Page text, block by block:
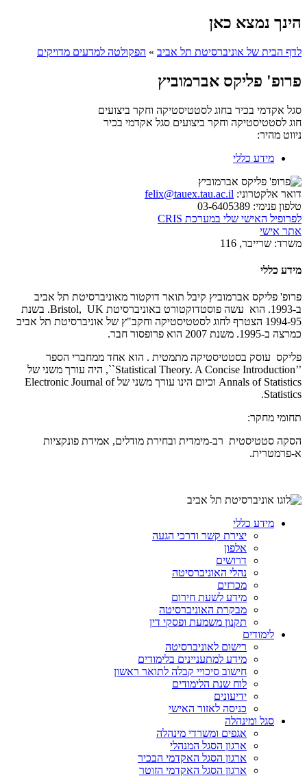
הינך נמצא כאן
לדף הבית של אוניברסיטת תל אביב » הפקולטה למדעים מדויקים
פרופ' פליקס אברמוביץ
סגל אקדמי בכיר בחוג לסטטיסטיקה וחקר ביצועים
חוג לסטטיסטיקה וחקר ביצועים סגל אקדמי בכיר
ניווט מהיר:
מידע כללי
דואר אלקטרוני: felix@tauex.tau.ac.il
טלפון פנימי:
לפרופיל האישי שלי במערכת CRIS
אתר אישי
משרד: שרייבר, 116
מידע כללי
פרופ' פליקס אברמוביץ קיבל תואר דוקטור מאוניברסיטת תל אביב
ב-1993. הוא עשה פוסטדוקטורט באוניברסיטת
UK
.Bristol, בשנת
1994-95 הצטרף לחוג לסטטיסטיקה וחקב"ץ של אוניברסיטת תל אביב
כמרצה ב-1995. משנת 2007 הוא פרופסור חבר.
פליקס עוסק בסטטיסטיקה מתמטית . הוא אחד ממחברי הספר
``Statistical Theory. A Concise Introduction’’, היה עורך משני של
Annals of Statistics וכיום הינו עורך משני שלElectronic Journal of
Statistics
.
תחומי מחקר:
הסקה סטטיסטית רב-מימדית ובחירת מודלים, אמידת פונקציות
א-פרמטרית.
מידע כללי
יצירת קשר ודרכי הגעה
אלפון
דרושים
נהלי האוניברסיטה
מכרזים
מידע לשעת חירום
מבקרת האוניברסיטה
תקנון משמעת ופסקי דין
לימודים
רישום לאוניברסיטה
מידע למתעניינים בלימודים
חישוב סיכויי קבלה לתואר ראשון
לוח שנת הלימודים
ידיעונים
כניסה לאזור האישי
סגל ומינהלה
אגפים ומשרדי מינהלה
ארגון הסגל המנהלי
ארגון הסגל האקדמי הבכיר
ארגון הסגל האקדמי הזוטר